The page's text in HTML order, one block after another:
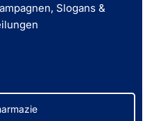
Slogans &